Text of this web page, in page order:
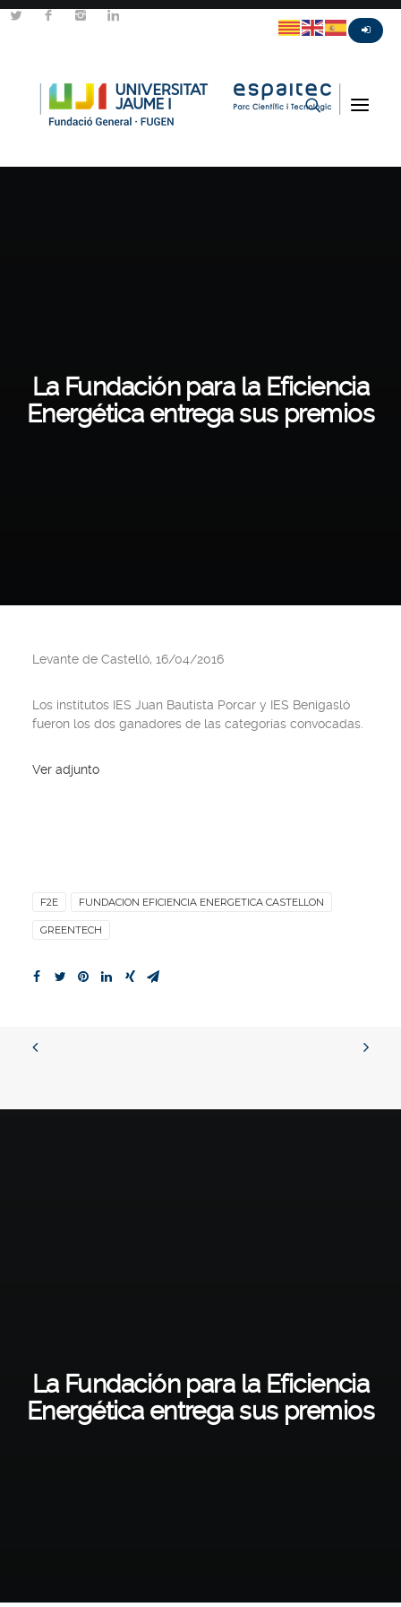
La Fundación para la Eficiencia
Energética entrega sus premios
Levante de Castelló, 16/04/2016
Los institutos IES Juan Bautista Porcar y IES Benigasló
fueron los dos ganadores de las categorías convocadas.
Ver adjunto
F2E FUNDACION EFICIENCIA ENERGETICA CASTELLON
GREENTECH
La Fundación para la Eficiencia
Energética entrega sus premios